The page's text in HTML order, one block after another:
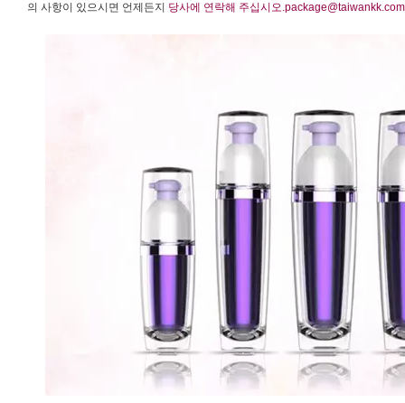
의 사항이 있으시면 언제든지 당사에 연락해 주십시오.